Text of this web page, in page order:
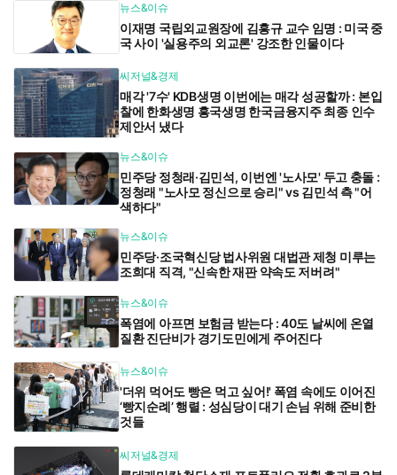
뉴스&이슈
이재명 국립외교원장에 김흥규 교수 임명 : 미국 중
국 사이 '실용주의 외교론' 강조한 인물이다
씨저널&경제
매각 '7수' KDB생명 이번에는 매각 성공할까 : 본입
찰에 한화생명 흥국생명 한국금융지주 최종 인수
제안서 냈다
뉴스&이슈
민주당 정청래·김민석, 이번엔 '노사모' 두고 충돌 :
정청래 "노사모 정신으로 승리" vs 김민석 측 "어
색하다"
뉴스&이슈
민주당·조국혁신당 법사위원 대법관 제청 미루는
조희대 직격, "신속한 재판 약속도 저버려"
뉴스&이슈
폭염에 아프면 보험금 받는다 : 40도 날씨에 온열
질환 진단비가 경기도민에게 주어진다
뉴스&이슈
'더위 먹어도 빵은 먹고 싶어!' 폭염 속에도 이어진
‘빵지순례’ 행렬 : 성심당이 대기 손님 위해 준비한
것들
씨저널&경제